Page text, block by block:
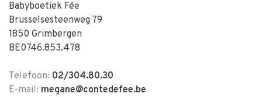
Babyboetiek Fée
Brusselsesteenweg 79
1850 Grimbergen
BE0746.853.478
Telefoon: 02/304.80.30
E-mail: megane@contedefee.be